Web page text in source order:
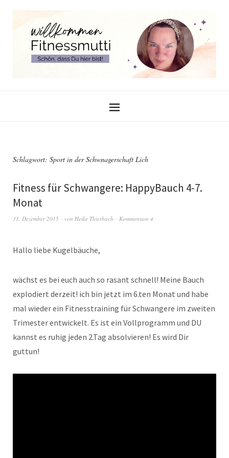
Schlagwort: Sport in der Schwnagerschaft Lich
Fitness für Schwangere: HappyBauch 4-7.
Monat
31. Dezember 2015 von Heike Thierbach Kommentare 4
Hallo liebe Kugelbäuche,
wächst es bei euch auch so rasant schnell! Meine Bauch
explodiert derzeit! ich bin jetzt im 6.ten Monat und habe
mal wieder ein Fitnesstraining für Schwangere im zweiten
Trimester entwickelt. Es ist ein Vollprogramm und DU
kannst es ruhig jeden 2.Tag absolvieren! Es wird Dir
guttun!